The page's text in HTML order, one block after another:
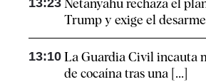
13:23 Netanyahu rechaza el
Trump y exige el
13:10 La Guardia Civil incauta
de cocaína tras una [...]